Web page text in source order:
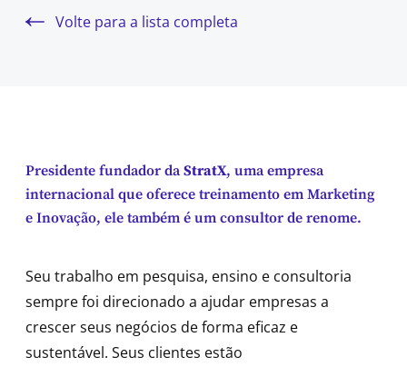
Volte para a lista completa
Presidente fundador da StratX, uma empresa
internacional que oferece treinamento em Marketing
e Inovação, ele também é um consultor de renome.
Seu trabalho em pesquisa, ensino e consultoria
sempre foi direcionado a ajudar empresas a
crescer seus negócios de forma eficaz e
sustentável. Seus clientes estão